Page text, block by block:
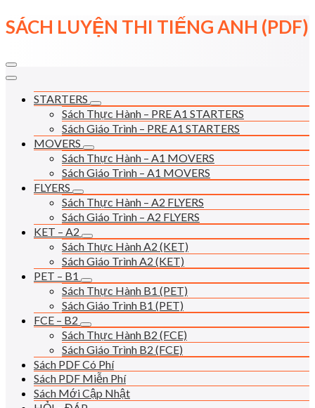
Skip
to
SÁCH LUYỆN THI TIẾNG ANH (PDF)
STARTERS
Sách Thực Hành – PRE A1 STARTERS
Sách Giáo Trình – PRE A1 STARTERS
MOVERS
Sách Thực Hành – A1 MOVERS
Sách Giáo Trình – A1 MOVERS
FLYERS
Sách Thực Hành – A2 FLYERS
Sách Giáo Trình – A2 FLYERS
KET – A2
Sách Thực Hành A2 (KET)
Sách Giáo Trình A2 (KET)
PET – B1
Sách Thực Hành B1 (PET)
Sách Giáo Trình B1 (PET)
FCE – B2
Sách Thực Hành B2 (FCE)
Sách Giáo Trình B2 (FCE)
Sách PDF Có Phí
Sách PDF Miễn Phí
Sách Mới Cập Nhật